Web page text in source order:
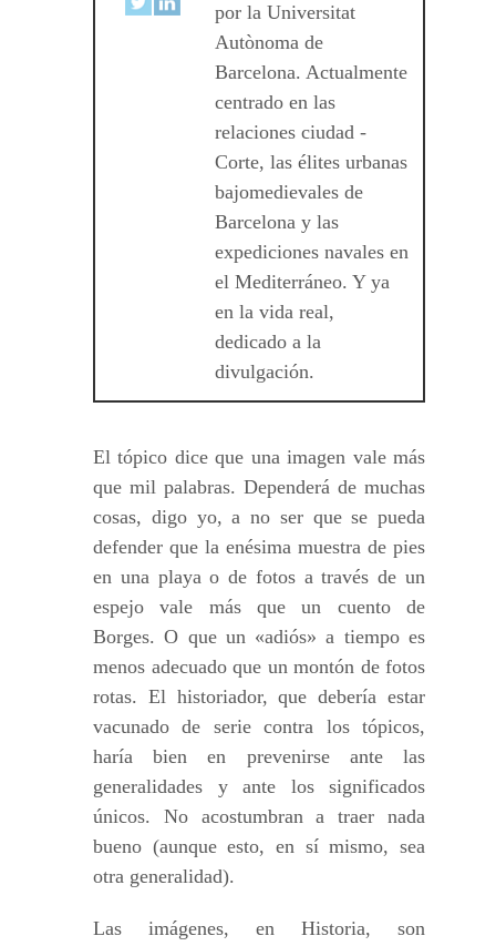
por la Universitat
Autònoma de
Barcelona. Actualmente
centrado en las
relaciones ciudad -
Corte, las élites urbanas
bajomedievales de
Barcelona y las
expediciones navales en
el Mediterráneo. Y ya
en la vida real,
dedicado a la
divulgación.
El tópico dice que una imagen vale más
que mil palabras. Dependerá de muchas
cosas, digo yo, a no ser que se pueda
defender que la enésima muestra de pies
en una playa o de fotos a través de un
espejo vale más que un cuento de
Borges. O que un «adiós» a tiempo es
menos adecuado que un montón de fotos
rotas. El historiador, que debería estar
vacunado de serie contra los tópicos,
haría bien en prevenirse ante las
generalidades y ante los significados
únicos. No acostumbran a traer nada
bueno (aunque esto, en sí mismo, sea
otra generalidad).
Las imágenes, en Historia, son